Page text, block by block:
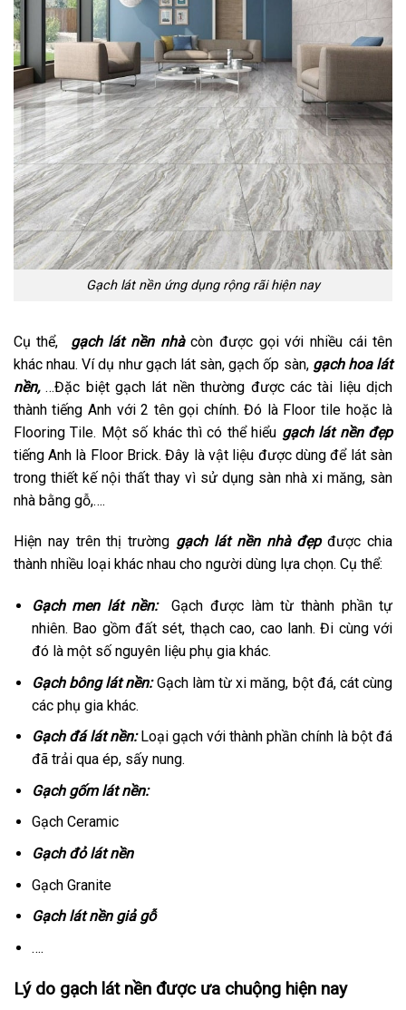
Gạch lát nền ứng dụng rộng rãi hiện nay
Cụ thể, gạch lát nền nhàcòn được gọi với nhiều cái tên
khác nhau. Ví dụ như gạch lát sàn, gạch ốp sàn, gạch hoa lát
nền,…Đặc biệt gạch lát nền thường được các tài liệu dịch
thành tiếng Anh với 2 tên gọi chính. Đó là Floor tile hoặc là
Flooring Tile. Một số khác thì có thể hiểu gạch lát nền đẹp
tiếng Anh là Floor Brick. Đây là vật liệu được dùng để lát sàn
trong thiết kế nội thất thay vì sử dụng sàn nhà xi măng, sàn
nhà bằng gỗ,….
Hiện nay trên thị trường gạch lát nền nhà đẹpđược chia
thành nhiều loại khác nhau cho người dùng lựa chọn. Cụ thể:
Gạch men lát nền:
Gạch được làm từ thành phần tự
nhiên. Bao gồm đất sét, thạch cao, cao lanh. Đi cùng với
đó là một số nguyên liệu phụ gia khác.
Gạch bông lát nền:Gạch làm từ xi măng, bột đá, cát cùng
các phụ gia khác.
Gạch đá lát nền: Loại gạch với thành phần chính là bột đá
đã trải qua ép, sấy nung.
Gạch gốm lát nền:
Gạch Ceramic
Gạch đỏ lát nền
Gạch Granite
Gạch lát nền giả gỗ
….
Lý do gạch lát nền được ưa chuộng hiện nay